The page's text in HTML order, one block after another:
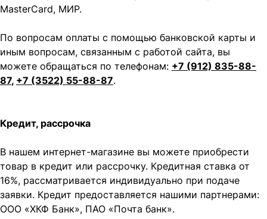
MasterCard, МИР.
По вопросам оплаты с помощью банковской карты и
иным вопросам, связанным с работой сайта, вы
можете обращаться по телефонам: +7 (912) 835-88-
87, +7 (3522) 55-88-87.
Кредит, рассрочка
В нашем интернет-магазине вы можете приобрести
товар в кредит или рассрочку. Кредитная ставка от
16%, рассматривается индивидуально при подаче
заявки. Кредит предоставляется нашими партнерами:
ООО «ХКФ Банк», ПАО «Почта банк».